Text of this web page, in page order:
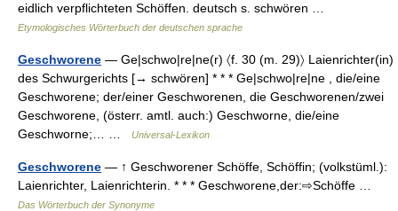
eidlich verpflichteten Schöffen. deutsch s. schwören …
Etymologisches Wörterbuch der deutschen sprache
Geschworene — Ge|schwo|re|ne(r) 〈f. 30 (m. 29)〉 Laienrichter(in)
des Schwurgerichts [→ schwören] * * * Ge|schwo|re|ne , die/eine
Geschworene; der/einer Geschworenen, die Geschworenen/zwei
Geschworene, (österr. amtl. auch:) Geschworne, die/eine
Geschworne;… …
Universal-Lexikon
Geschworene — ↑ Geschworener Schöffe, Schöffin; (volkstüml.):
Laienrichter, Laienrichterin. * * * Geschworene,der:⇨Schöffe …
Das Wörterbuch der Synonyme